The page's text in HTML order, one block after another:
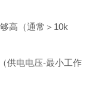
高（通常＞10k
供电电压-最小工作